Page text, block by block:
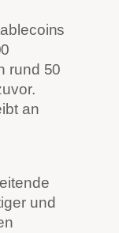
rund 50
an
und